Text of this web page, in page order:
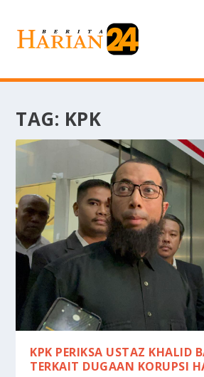
TAG: KPK
KPK PERIKSA USTAZ KHALID
TERKAIT DUGAAN KORUPSI